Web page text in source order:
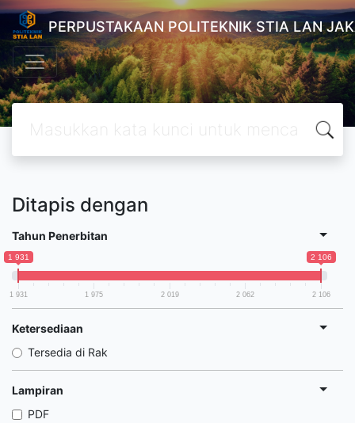
PERPUSTAKAAN POLITEKNIK STIA LAN
Ditapis dengan
Tahun Penerbitan
1 931 2 106
1 931 1 975 2 019 2 062 2 106
Ketersediaan
Tersedia di Rak
Lampiran
PDF